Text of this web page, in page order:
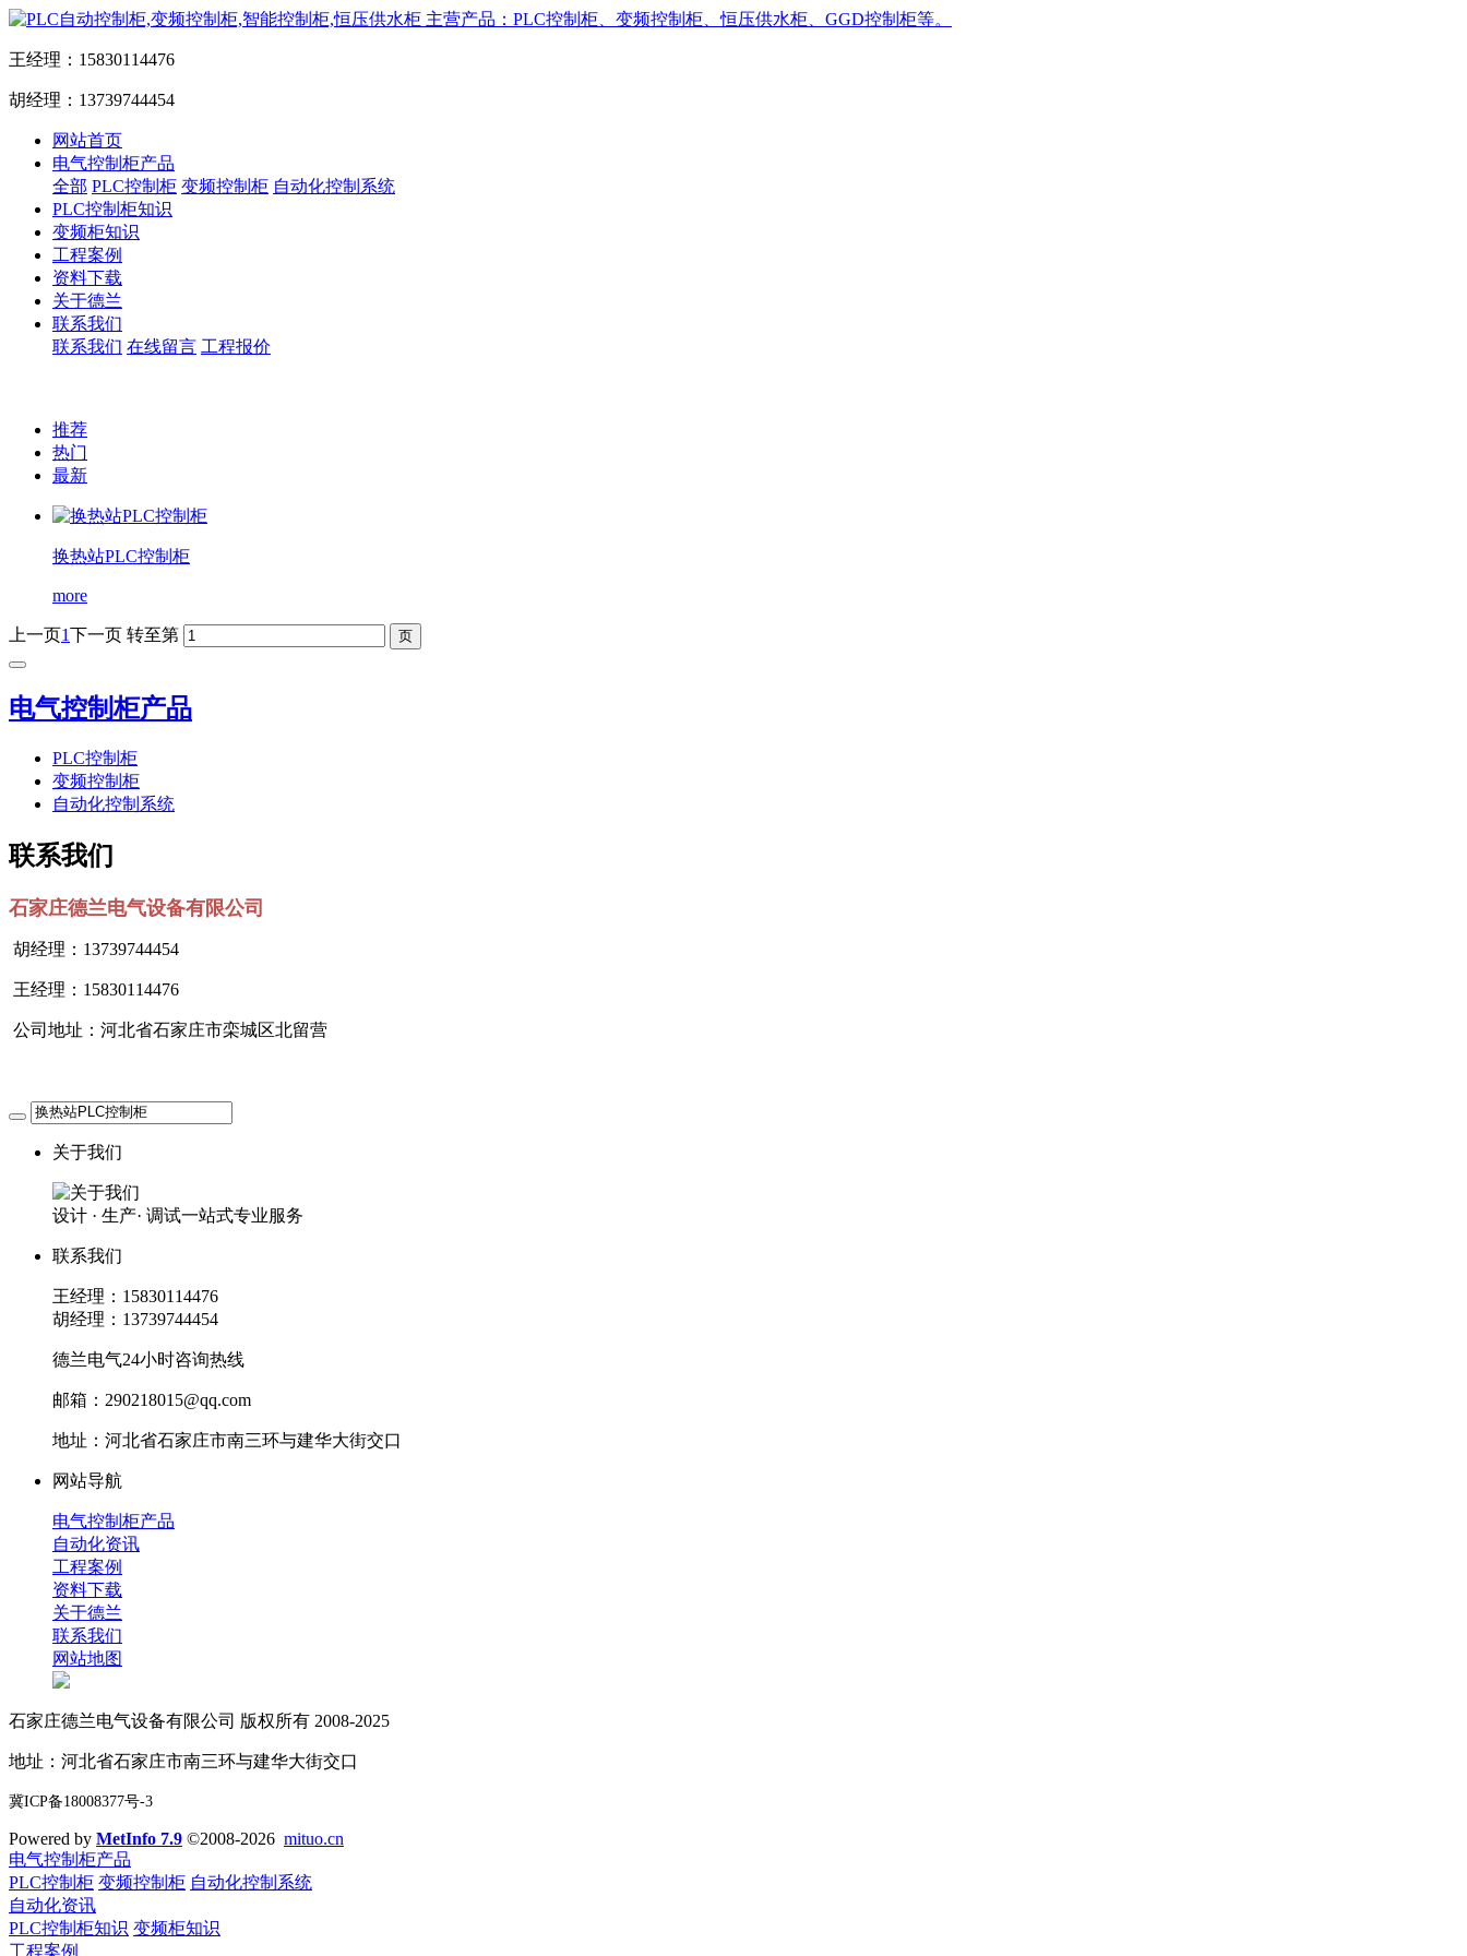
主营产品：PLC控制柜、变频控制柜、恒压供水柜、GGD控制柜等。
王经理：15830114476
胡经理：13739744454
网站首页
电气控制柜产品
全部 PLC控制柜 变频控制柜 自动化控制系统
PLC控制柜知识
变频柜知识
工程案例
资料下载
关于德兰
联系我们
联系我们 在线留言 工程报价
推荐
热门
最新
换热站PLC控制柜
more
上一页1下一页 转至第
电气控制柜产品
PLC控制柜
变频控制柜
自动化控制系统
联系我们
石家庄德兰电气设备有限公司
胡经理：13739744454
王经理：15830114476
公司地址：河北省石家庄市栾城区北留营
关于我们
设计 · 生产· 调试一站式专业服务
联系我们
王经理：15830114476
胡经理：13739744454
德兰电气24小时咨询热线
邮箱：290218015@qq.com
地址：河北省石家庄市南三环与建华大街交口
网站导航
电气控制柜产品
自动化资讯
工程案例
资料下载
关于德兰
联系我们
网站地图
石家庄德兰电气设备有限公司 版权所有 2008-2025
地址：河北省石家庄市南三环与建华大街交口
冀ICP备18008377号-3
Powered by MetInfo 7.9 ©2008-2026 mituo.cn
电气控制柜产品
PLC控制柜 变频控制柜 自动化控制系统
自动化资讯
PLC控制柜知识 变频柜知识
工程案例